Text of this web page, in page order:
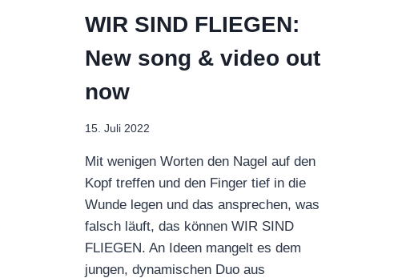
WIR SIND FLIEGEN:
New song & video out
now
15. Juli 2022
Mit wenigen Worten den Nagel auf den
Kopf treffen und den Finger tief in die
Wunde legen und das ansprechen, was
falsch läuft, das können WIR SIND
FLIEGEN. An Ideen mangelt es dem
jungen, dynamischen Duo aus